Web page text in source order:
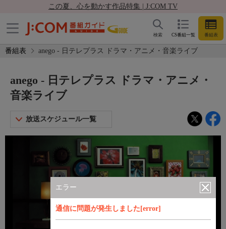
この夏、心を動かす作品特集 | J:COM TV
CS番組一覧 番組表
検索
番組表 anego - 日テレプラス ドラマ・アニメ・音楽ライブ
エラー
通信に問題が発生しました[error]
anego - 日テレプラス ドラマ・アニメ・
音楽ライブ
放送スケジュール一覧